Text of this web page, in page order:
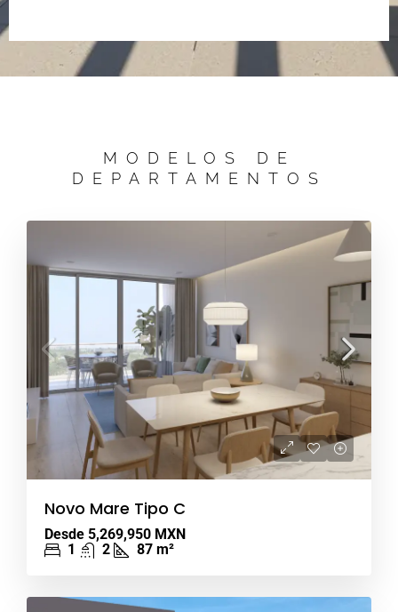
MODELOS DE
DEPARTAMENTOS
Novo Mare Tipo C
Desde 5,269,950 MXN
1
2 87 m²